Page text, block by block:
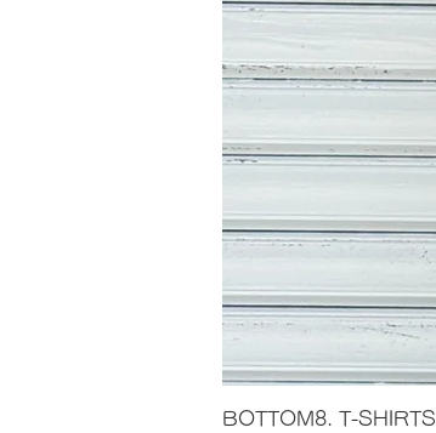
BOTTOM8. T-SHIRTS